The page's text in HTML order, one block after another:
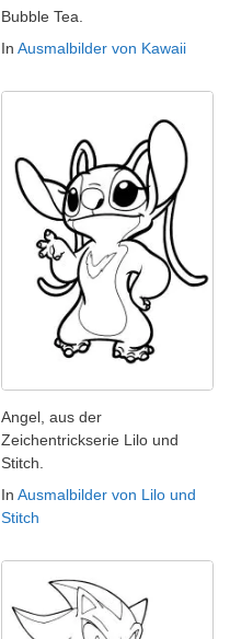
Bubble Tea.
In Ausmalbilder von Kawaii
Angel, aus der
Zeichentrickserie Lilo und
Stitch.
In Ausmalbilder von Lilo und
Stitch